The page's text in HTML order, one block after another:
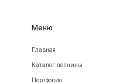
Меню
Главная
Каталог лепнины
Портфолио